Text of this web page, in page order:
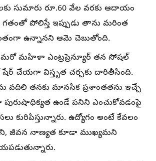
సుమారు రూ.60 వేల వరకు ఆదాయం
పోలిస్తే ఇప్పుడు తాను మరింత
ఉన్నానని ఆమె చెబుతోంది.
మహిళా ఎంట్రప్రెన్యూర్‌ తన సోషల్
విస్తృత చర్చకు దారితీసింది.
వదిలి తనకు మానసిక ప్రశాంతతను ఇచ్చే
పురుషాధిక్యత ఉండే పనిని ఎంచుకోవడంపై
కురిపిస్తున్నారు. ఉద్యోగం అంటే కేవలం
జీవన నాణ్యత కూడా ముఖ్యమని